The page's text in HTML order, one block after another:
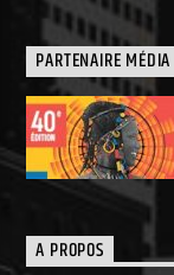
PARTENAIRE MÉDIA
A PROPOS